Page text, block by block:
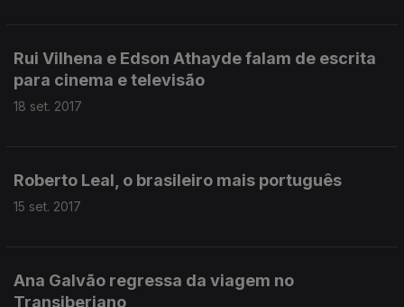
Rui Vilhena e Edson Athayde falam de escrita
para cinema e televisão
18 set. 2017
Roberto Leal, o brasileiro mais português
15 set. 2017
Ana Galvão regressa da viagem no
Transiberiano